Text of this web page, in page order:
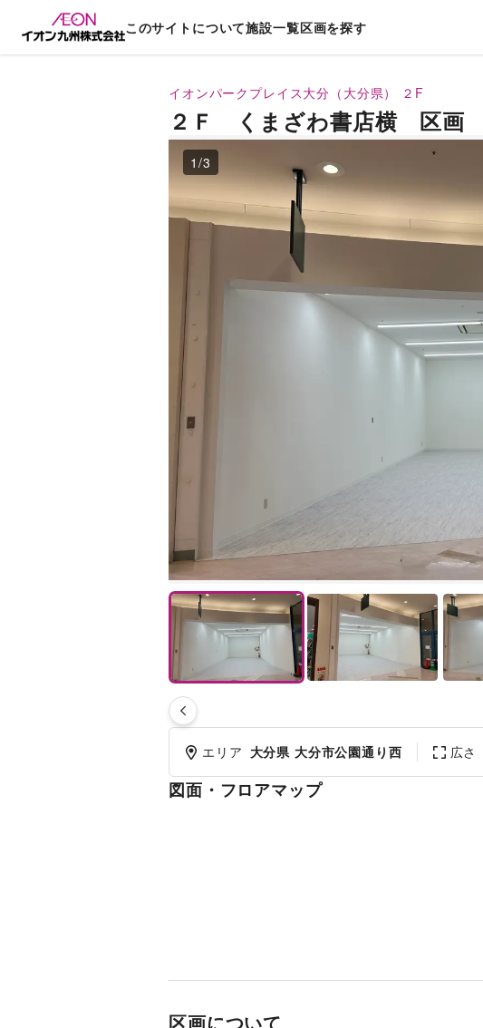
このサイトについて施設一覧区画を探す
イオンパークプレイス大分（大分県） ２F
２Ｆ くまざわ書店横 区画
1 /3
エリア 大分県 大分市公園通り西 広さ
図面・フロアマップ
区画について